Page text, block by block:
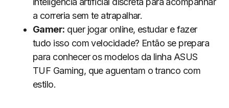
a correria sem te atrapalhar.
Gamer: quer jogar online, estudar e fazer
tudo isso com velocidade? Então se prepara
para conhecer os modelos da linha ASUS
TUF Gaming, que aguentam o tranco com
estilo.